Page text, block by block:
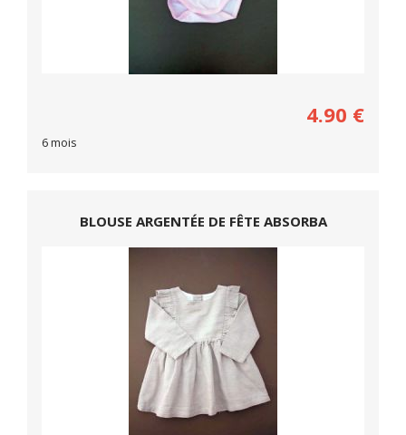
4.90 €
6 mois
BLOUSE ARGENTÉE DE FÊTE ABSORBA